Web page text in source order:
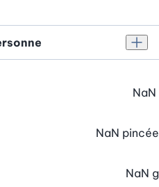
NaN
NaN pincée
NaN g